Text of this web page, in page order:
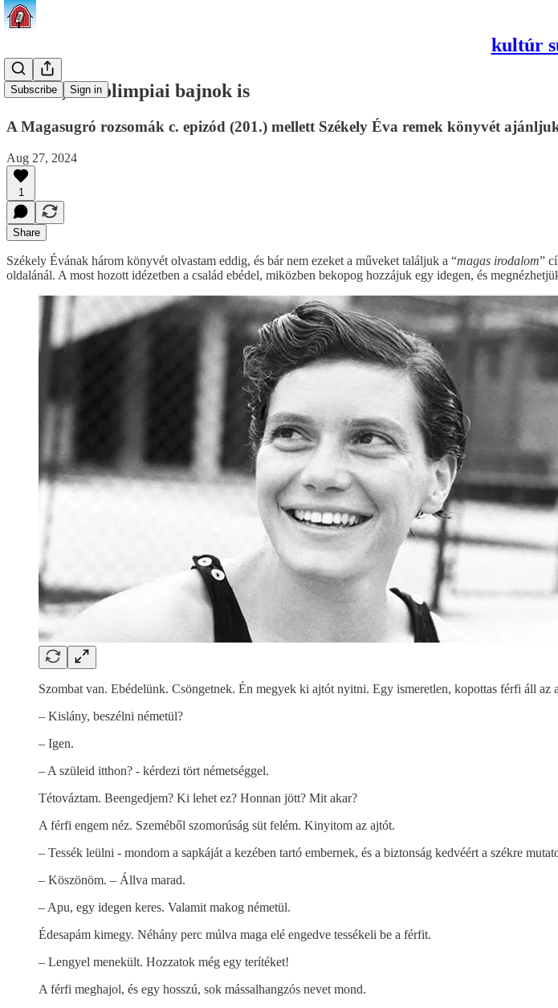
kultúr
Subscribe Sign in
Ember, aki olimpiai bajnok is
A Magasugró rozsomák c. epizód (201.) mellett Székely Éva remek könyvét
Aug 27, 2024
1
Share
Székely Évának három könyvét olvastam eddig, és bár nem ezeket a műveket találjuk a “magas irodalom”
oldalánál. A most hozott idézetben a család ebédel, miközben bekopog hozzájuk egy idegen, és
Szombat van. Ebédelünk. Csöngetnek. Én megyek ki ajtót nyitni. Egy ismeretlen, kopottas férfi áll az
– Kislány, beszélni németül?
– Igen.
– A szüleid itthon? - kérdezi tört németséggel.
Tétováztam. Beengedjem? Ki lehet ez? Honnan jött? Mit akar?
A férfi engem néz. Szeméből szomorúság süt felém. Kinyitom az ajtót.
– Tessék leülni - mondom a sapkáját a kezében tartó embernek, és a biztonság kedvéért a székre
– Köszönöm. – Állva marad.
– Apu, egy idegen keres. Valamit makog németül.
Édesapám kimegy. Néhány perc múlva maga elé engedve tessékeli be a férfit.
– Lengyel menekült. Hozzatok még egy terítéket!
A férfi meghajol, és egy hosszú, sok mássalhangzós nevet mond.